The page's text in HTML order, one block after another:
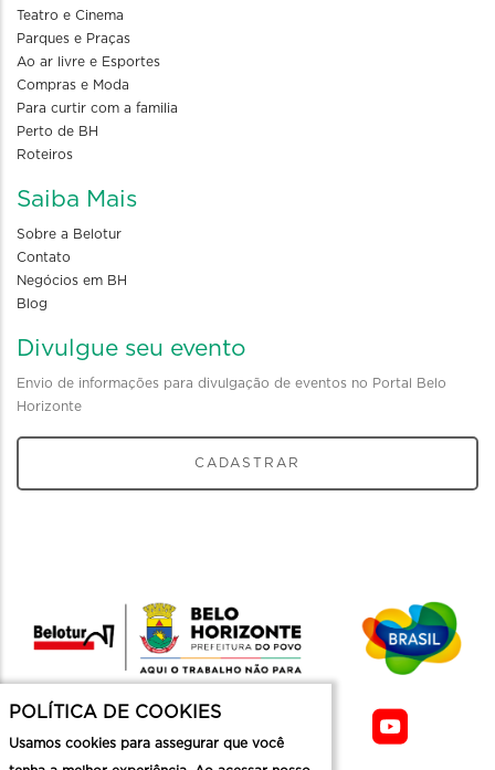
Teatro e Cinema
Parques e Praças
Ao ar livre e Esportes
Compras e Moda
Para curtir com a familia
Perto de BH
Roteiros
Saiba Mais
Sobre a Belotur
Contato
Negócios em BH
Blog
Divulgue seu evento
Envio de informações para divulgação de eventos no Portal Belo
Horizonte
CADASTRAR
POLÍTICA DE COOKIES
Usamos cookies para assegurar que você